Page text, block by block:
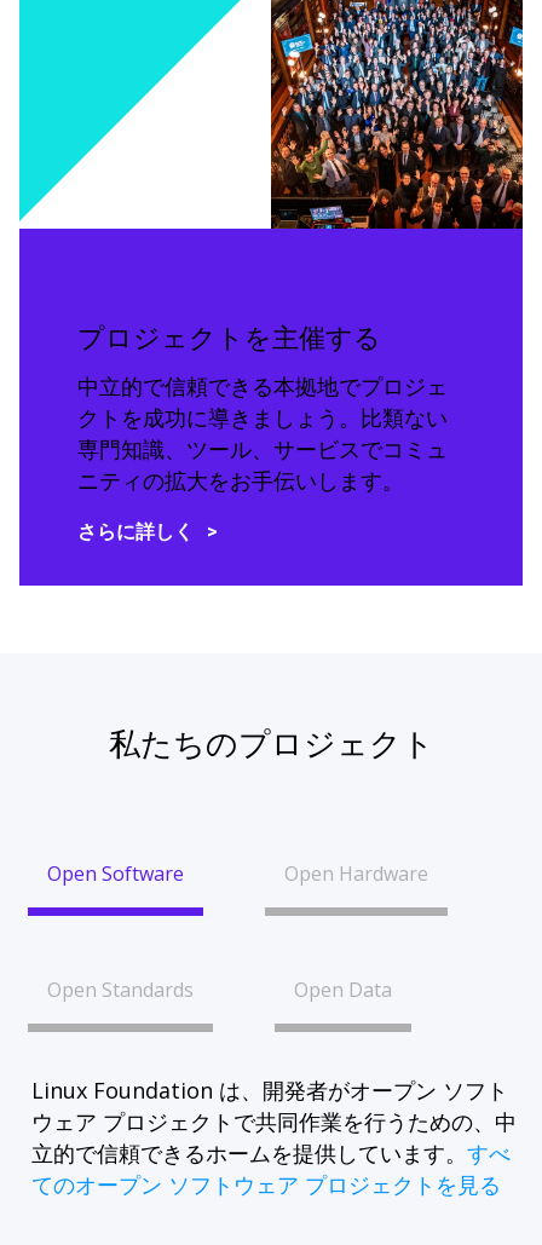
プロジェクトを主催する
中立的で信頼できる本拠地でプロジェ
クトを成功に導きましょう。比類ない
専門知識、ツール、サービスでコミュ
ニティの拡大をお手伝いします。
さらに詳しく
私たちのプロジェクト
Open Software Open Hardware
Open Standards Open Data
Linux Foundation は、開発者がオープン ソフト
ウェア プロジェクトで共同作業を行うための、中
立的で信頼できるホームを提供しています。 すべ
てのオープン ソフトウェア プロジェクトを見る